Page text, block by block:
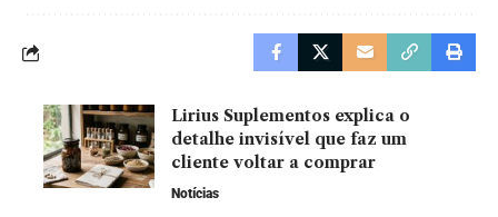
Lirius Suplementos explica o
detalhe invisível que faz um
cliente voltar a comprar
Notícias